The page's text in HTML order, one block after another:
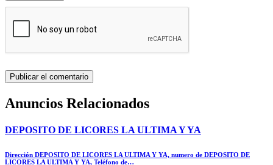
Anuncios Relacionados
DEPOSITO DE LICORES LA ULTIMA Y YA
Dirección DEPOSITO DE LICORES LA ULTIMA Y YA, numero de DEPOSITO DE
LICORES LA ULTIMA Y YA, Teléfono de…